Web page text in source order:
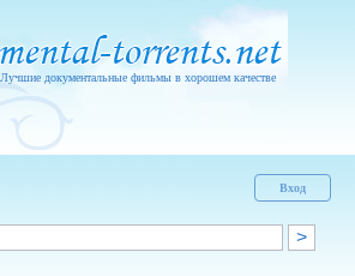
Лучшие документальные фильмы в хорошем качестве
Вход